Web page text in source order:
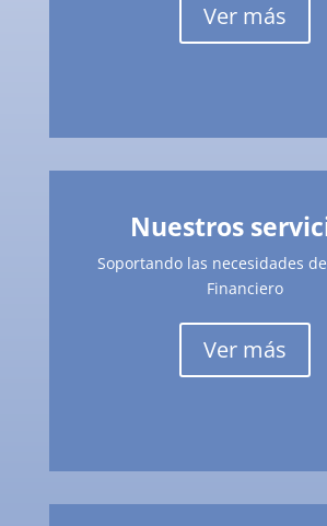
Ver más
Nuestros
Soportando las necesidades
Financiero
Ver más